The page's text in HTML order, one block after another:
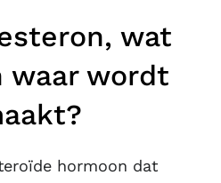
wat
waar wordt
hormoon dat